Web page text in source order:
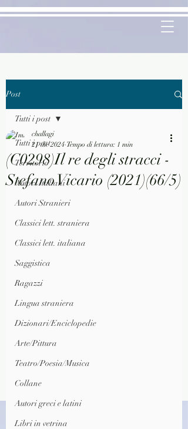
Post
Tutti i post
Territorio
Autori Italiani
Autori Stranieri
Classici lett. straniera
Classici lett. italiana
Saggistica
Ragazzi
Lingua straniera
Dizionari/Enciclopedie
Arte/Pittura
Teatro/Poesia/Musica
Collane
Autori greci e latini
Libri in vetrina
Tutti i post
(C0298)Il re degli stracci -
Stefano Vicario (2021)(66/5)
challagi
21 dic 2024 Tempo di lettura: 1 min